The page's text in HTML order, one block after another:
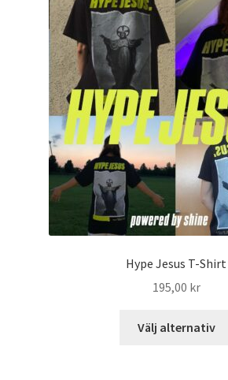
Hype Jesus T-Shirt
195,00 kr
Välj alternativ